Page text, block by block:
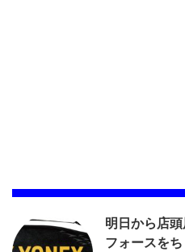
明日から店
フォースをち